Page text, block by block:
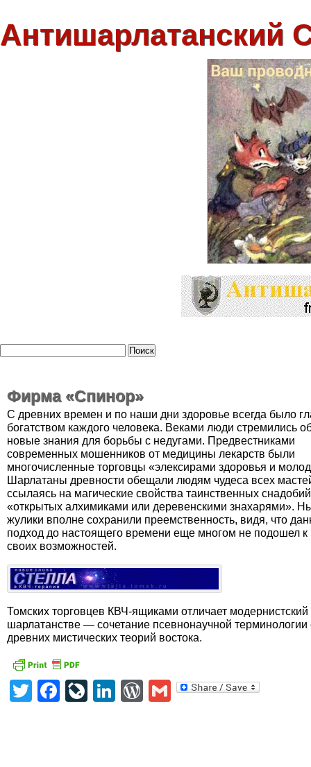
Антишарлатанский
Фирма «Спинор»
С древних времен и по наши дни здоровье всегда было
богатством каждого человека. Веками люди стремились
новые знания для борьбы с недугами. Предвестниками
современных мошенников от медицины лекарств были
многочисленные торговцы «элексирами здоровья и
Шарлатаны древности обещали людям чудеса всех
ссылаясь на магические свойства таинственных
«открытых алхимиками или деревенскими знахарями».
жулики вполне сохранили преемственность, видя, что
подход до настоящего времени еще многом не подошел к
своих возможностей.
Томских торговцев КВЧ-ящиками отличает модернистский
шарлатанстве — сочетание псевнонаучной
древних мистических теорий востока.
TwitterFacebook
LiveJournal
LinkedIn
WordPress
Gmail